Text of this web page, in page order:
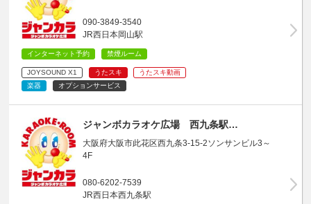
090-3849-3540
JR西日本岡山駅
インターネット予約 禁煙ルーム
JOYSOUND X1 うたスキ
うたスキ動画
楽器
オプションサービス
ジャンボカラオケ広場 西九条駅…
大阪府大阪市此花区西九条3-15-2ソンサンビル3～
4F
080-6202-7539
JR西日本西九条駅